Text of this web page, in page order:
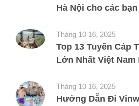
Hà Nội cho các bạn
Tháng 10 16, 2025
Top 13 Tuyến Cáp
Lớn Nhất Việt Nam
Tháng 10 16, 2025
Hướng Dẫn Đi